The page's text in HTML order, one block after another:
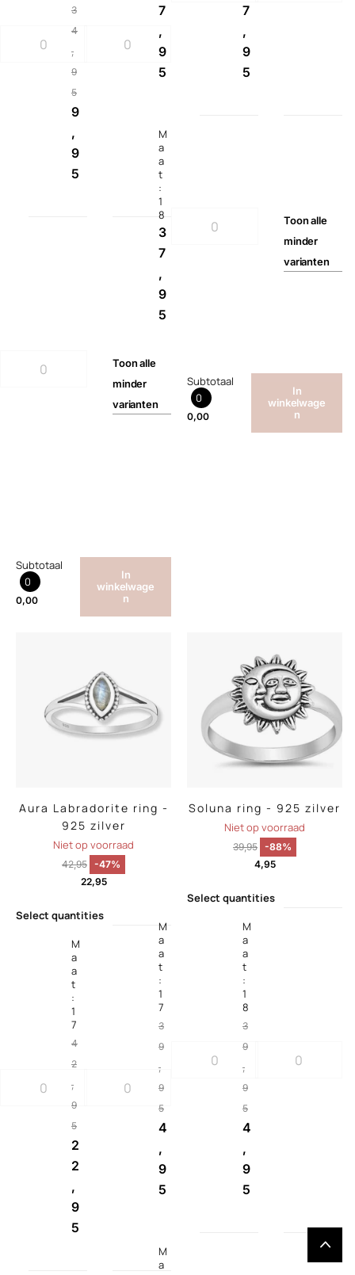
3
4
,
9
5
9
,
9
5
Toonalle
minder
varianten
Subtotaal
0
0,00
In
winkelwage
n
7
,
9
5
7
,
9
5
M
a
a
t
:
1
8
3
7
,
9
5
Toonalle
minder
varianten
Subtotaal
0
0,00
In
winkelwage
n
Aura Labradorite ring -
925 zilver
Niet op voorraad
42,95 -47%
22,95
Select quantities
M
a
a
t
:
1
7
4
2
,
9
5
2
2
,
9
5
Soluna ring - 925 zilver
Niet op voorraad
39,95 -88%
4,95
Select quantities
M
a
a
t
:
1
7
3
9
,
9
5
4
,
9
5
M
a
a
t
:
1
8
3
9
,
9
5
4
,
9
5
M
a